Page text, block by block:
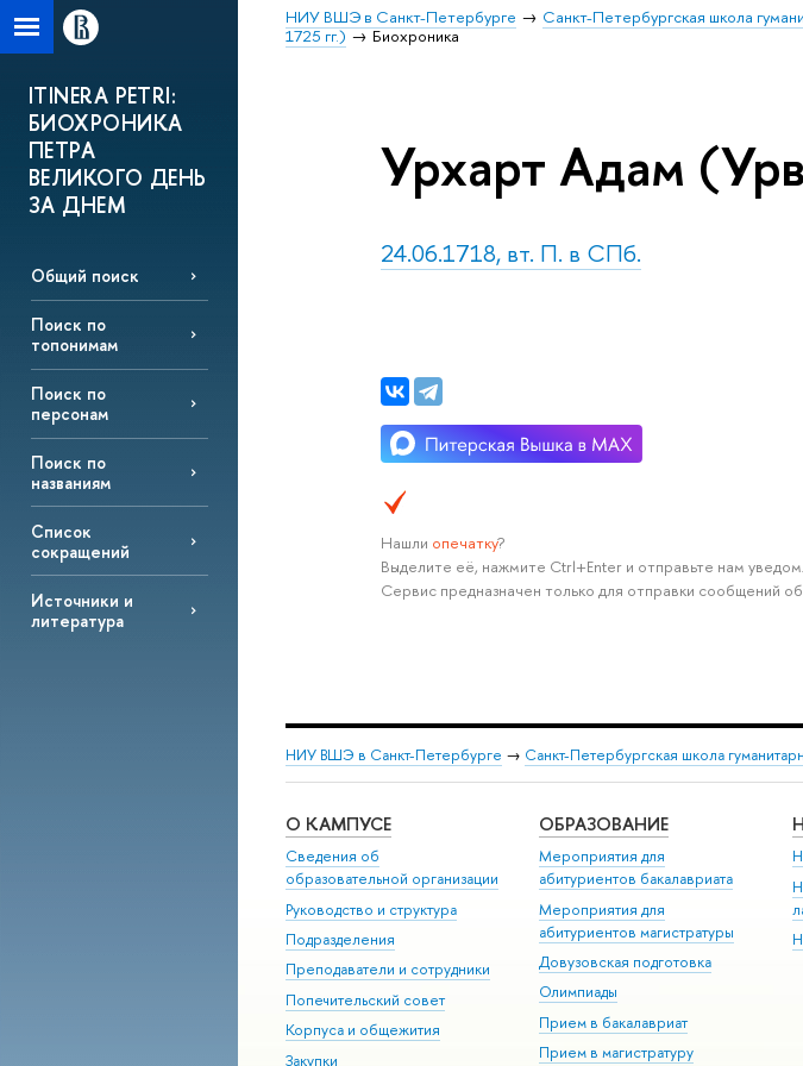
НИУ ВШЭ в Санкт-Петербурге Санкт-Петербургская школа
1725 гг.)
Биохроника
ITINERA PETRI:
БИОХРОНИКА
ПЕТРА
ВЕЛИКОГО ДЕНЬ
ЗА ДНЕМ
Общий поиск
Поиск по
топонимам
Поиск по
персонам
Поиск по
названиям
Список
сокращений
Источники и
литература
Урхарт Адам
24.06.1718, вт. П. в СПб.
Нашли опечатку?
Выделите её, нажмите Ctrl+Enter и отправьте нам
Сервис предназначен только для отправки сообщений
НИУ ВШЭ в Санкт-Петербурге → Санкт-Петербургская школа
О КАМПУСЕ
Сведения об
образовательной организации
Руководство и структура
Подразделения
Преподаватели и сотрудники
Попечительский совет
Корпуса и общежития
Закупки
ОБРАЗОВАНИЕ
Мероприятия для
абитуриентов бакалавриата
Мероприятия для
абитуриентов магистратуры
Довузовская подготовка
Олимпиады
Прием в бакалавриат
Прием в магистратуру